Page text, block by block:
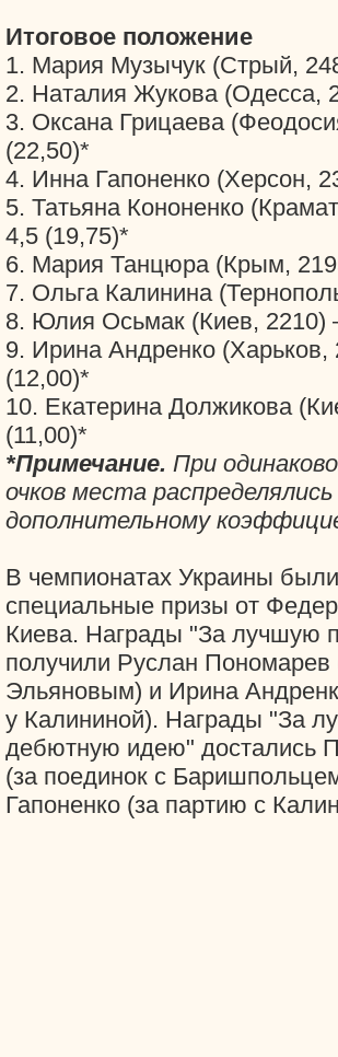
Итоговое положение
1. Мария Музычук (Стрый,
2. Наталия Жукова (Одесса,
3. Оксана Грицаева
(22,50)*
4. Инна Гапоненко (Херсон,
5. Татьяна Кононенко
4,5 (19,75)*
6. Мария Танцюра (Крым,
7. Ольга Калинина
8. Юлия Осьмак (Киев, 2210)
9. Ирина Андренко (Харьков,
(12,00)*
10. Екатерина Должикова
(11,00)*
*Примечание. При
очков места
дополнительному
В чемпионатах Украины
специальные призы от
Киева. Награды "За лучшую
получили Руслан Пономарев
Эльяновым) и Ирина
у Калининой). Награды "За
дебютную идею" достались
(за поединок с
Гапоненко (за партию с